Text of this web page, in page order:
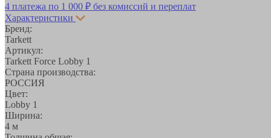
4 платежа по 1 000 ₽ без комиссий и переплат
Характеристики
Бренд:
Tarkett
Артикул:
Tarkett Force Lobby 1
Страна производства:
РОССИЯ
Цвет:
Lobby 1
Ширина:
4 м